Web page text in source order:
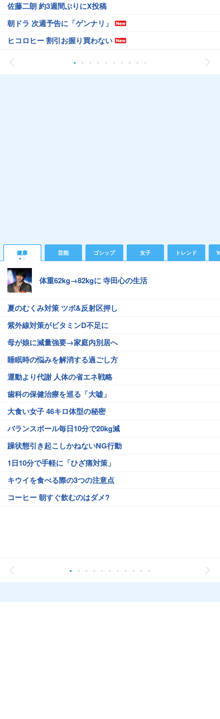
佐藤二朗 約3週間ぶりにX投稿
朝ドラ 次週予告に「ゲンナリ」
ヒコロヒー 割引お握り買わない
健康 芸能 ゴシップ 女子 トレンド
体重62kg→82kgに 寺田心の生活
夏のむくみ対策 ツボ&反射区押し
紫外線対策がビタミンD不足に
母が娘に減量強要→家庭内別居へ
睡眠時の悩みを解消する過ごし方
運動より代謝 人体の省エネ戦略
歯科の保健治療を巡る「大嘘」
大食い女子 46キロ体型の秘密
バランスボール毎日10分で20kg減
躁状態引き起こしかねないNG行動
1日10分で手軽に「ひざ痛対策」
キウイを食べる際の3つの注意点
コーヒー 朝すぐ飲むのはダメ?